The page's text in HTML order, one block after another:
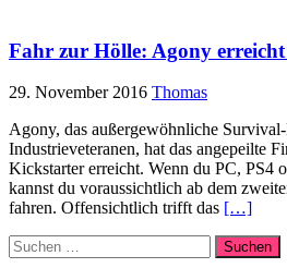
Fahr zur Hölle: Agony
29. November 2016 Thomas
Agony, das außergewöhnliche
Industrieveteranen, hat das angepeilte
Kickstarter erreicht. Wenn du PC, PS4
kannst du voraussichtlich ab dem
fahren. Offensichtlich trifft das […]
Suchen
nach: